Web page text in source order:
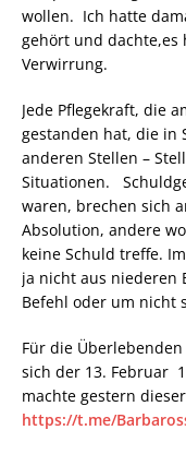
wollen. Ich hatte
gehört und dachte,es
Verwirrung.
Jede Pflegekraft, die
gestanden hat, die in
anderen Stellen –
Situationen.
waren, brechen sich
Absolution, andere
keine Schuld treffe.
ja nicht aus niederen
Befehl oder um nicht
Für die
sich der 13. Februar
machte gestern
https://t.me/